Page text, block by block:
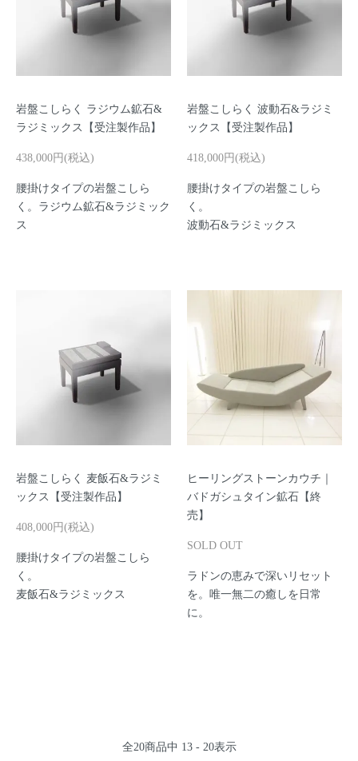
岩盤こしらく ラジウム鉱石&
ラジミックス【受注製作品】
438,000円(税込)
腰掛けタイプの岩盤こしら
く。ラジウム鉱石&ラジミック
ス
岩盤こしらく 波動石&ラジミ
ックス【受注製作品】
418,000円(税込)
腰掛けタイプの岩盤こしら
く。
波動石&ラジミックス
岩盤こしらく 麦飯石&ラジミ
ックス【受注製作品】
408,000円(税込)
腰掛けタイプの岩盤こしら
く。
麦飯石&ラジミックス
ヒーリングストーンカウチ｜
バドガシュタイン鉱石【終
売】
SOLD OUT
ラドンの恵みで深いリセット
を。唯一無二の癒しを日常
に。
全20商品中 13 - 20表示